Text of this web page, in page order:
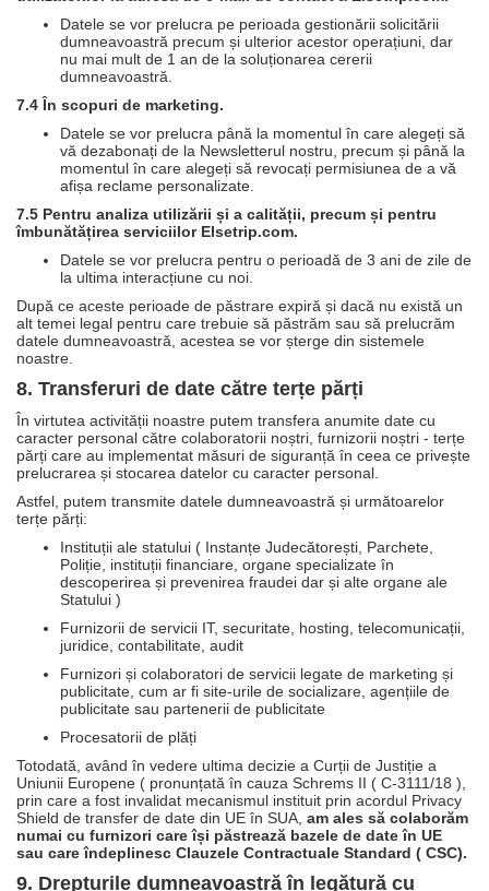
Datele se vor prelucra pe perioada gestionării solicitării
dumneavoastră precum și ulterior acestor operațiuni, dar
nu mai mult de 1 an de la soluționarea cererii
dumneavoastră.
7.4 În scopuri de marketing.
Datele se vor prelucra până la momentul în care alegeți să
vă dezabonați de la Newsletterul nostru, precum și până la
momentul în care alegeți să revocați permisiunea de a vă
afișa reclame personalizate.
7.5 Pentru analiza utilizării și a calității, precum și pentru
îmbunătățirea serviciilor Elsetrip.com.
Datele se vor prelucra pentru o perioadă de 3 ani de zile de
la ultima interacțiune cu noi.
După ce aceste perioade de păstrare expiră și dacă nu există un
alt temei legal pentru care trebuie să păstrăm sau să prelucrăm
datele dumneavoastră, acestea se vor șterge din sistemele
noastre.
8. Transferuri de date către terțe părți
În virtutea activității noastre putem transfera anumite date cu
caracter personal către colaboratorii noștri, furnizorii noștri - terțe
părți care au implementat măsuri de siguranță în ceea ce privește
prelucrarea și stocarea datelor cu caracter personal.
Astfel, putem transmite datele dumneavoastră și următoarelor
terțe părți:
Instituții ale statului ( Instanțe Judecătorești, Parchete,
Poliție, instituții financiare, organe specializate în
descoperirea și prevenirea fraudei dar și alte organe ale
Statului )
Furnizorii de servicii IT, securitate, hosting, telecomunicații,
juridice, contabilitate, audit
Furnizori și colaboratori de servicii legate de marketing și
publicitate, cum ar fi site-urile de socializare, agențiile de
publicitate sau partenerii de publicitate
Procesatorii de plăți
Totodată, având în vedere ultima decizie a Curții de Justiție a
Uniunii Europene ( pronunțată în cauza Schrems II ( C-3111/18 ),
prin care a fost invalidat mecanismul instituit prin acordul Privacy
Shield de transfer de date din UE în SUA, am ales să colaborăm
numai cu furnizori care își păstrează bazele de date în UE
sau care îndeplinesc Clauzele Contractuale Standard ( CSC).
9. Drepturile dumneavoastră în legătură cu